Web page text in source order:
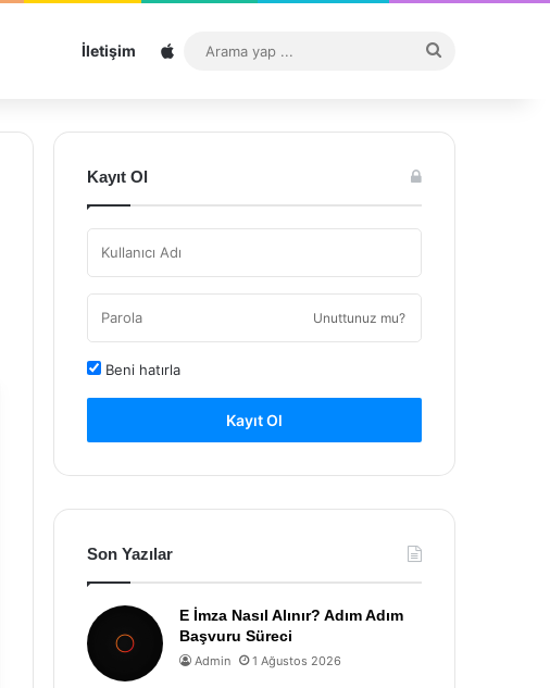
İletişim Sitemap
...
Kayıt Ol
Unuttunuz mu?
Beni hatırla
Kayıt Ol
Son Yazılar
E İmza Nasıl Alınır? Adım Adım
Başvuru Süreci
Admin 1 Ağustos 2026